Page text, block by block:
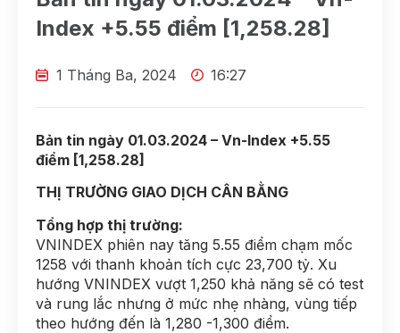
Index +5.55 điểm [1,258.28]
1 Tháng Ba, 2024 16:27
Bản tin ngày 01.03.2024 – Vn-Index +5.55
điểm [1,258.28]
THỊ TRƯỜNG GIAO DỊCH CÂN BẰNG
Tổng hợp thị trường:
VNINDEX phiên nay tăng 5.55 điểm chạm mốc
1258 với thanh khoản tích cực 23,700 tỷ. Xu
hướng VNINDEX vượt 1,250 khả năng sẽ có test
và rung lắc nhưng ở mức nhẹ nhàng, vùng tiếp
theo hướng đến là 1,280 -1,300 điểm.